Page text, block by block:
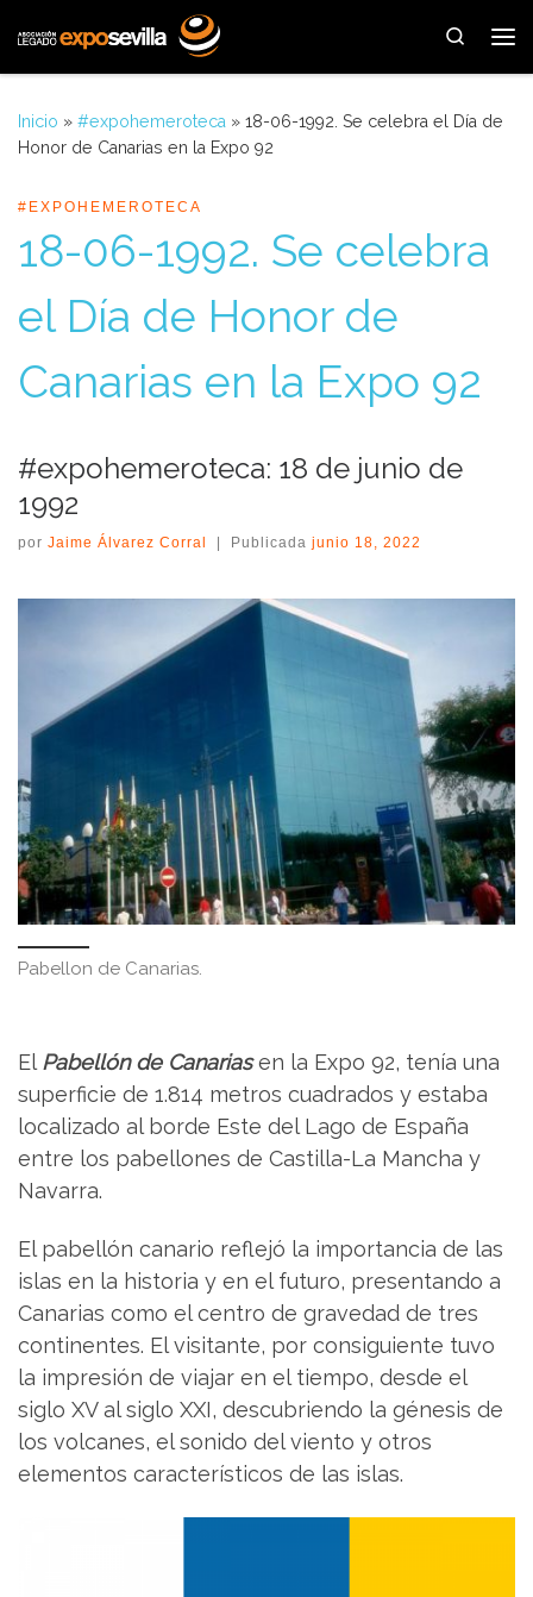
Saltar al contenido
Search
Inicio » #expohemeroteca » 18-06-1992. Se celebra el Día de
Honor de Canarias en la Expo 92
#EXPOHEMEROTECA
18-06-1992. Se celebra
el Día de Honor de
Canarias en la Expo 92
#expohemeroteca: 18 de junio de
1992
por Jaime Álvarez Corral Publicada junio 18, 2022
Pabellon de Canarias.
El Pabellón de Canariasen la Expo 92, tenía una
superficie de 1.814 metros cuadrados y estaba
localizado al borde Este del Lago de España
entre los pabellones de Castilla-La Mancha y
Navarra.
El pabellón canario reflejó la importancia de las
islas en la historia y en el futuro, presentando a
Canarias como el centro de gravedad de tres
continentes. El visitante, por consiguiente tuvo
la impresión de viajar en el tiempo, desde el
siglo XV al siglo XXI, descubriendo la génesis de
los volcanes, el sonido del viento y otros
elementos característicos de las islas.